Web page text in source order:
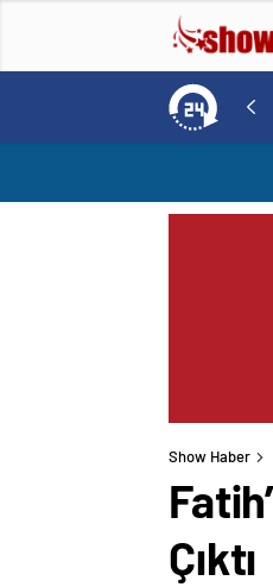
Norweç silahlı kuvvetleri kadınlardan oluşan özel kuvvetler eğitimlerini başlattı.
Show Haber
Çıktı